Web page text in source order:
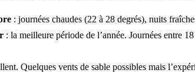
: journées chaudes (22 à 28 degrés), nuits
: la meilleure période de l’année. Journées entre
Quelques vents de sable possibles mais